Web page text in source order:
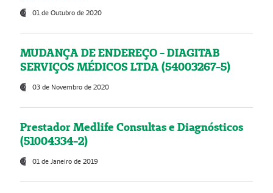
01 de Outubro de 2020
MUDANÇA DE ENDEREÇO - DIAGITAB
SERVIÇOS MÉDICOS LTDA (54003267-5)
03 de Novembro de 2020
Prestador Medlife Consultas e Diagnósticos
(51004334-2)
01 de Janeiro de 2019